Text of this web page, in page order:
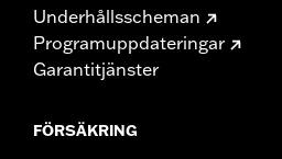
Underhållsscheman
Programuppdateringar
Garantitjänster
FÖRSÄKRING